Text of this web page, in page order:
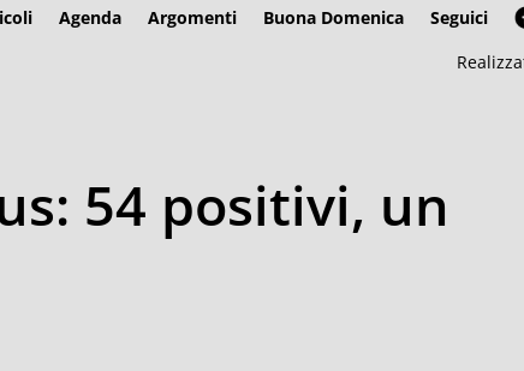
Agenda Argomenti Buona Domenica
Seguici
54 positivi, un